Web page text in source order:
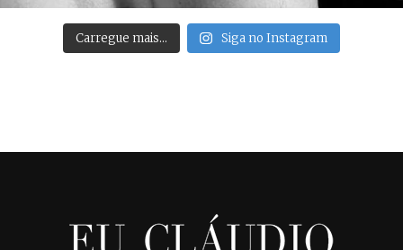
Carregue mais… Siga no Instagram